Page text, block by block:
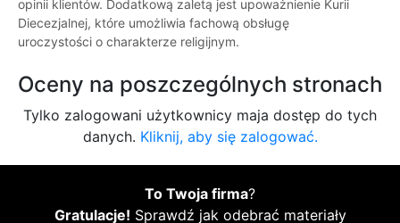
opinii klientów. Dodatkową zaletą jest upoważnienie Kurii
Diecezjalnej, które umożliwia fachową obsługę
uroczystości o charakterze religijnym.
Oceny na poszczególnych stronach
Tylko zalogowani użytkownicy maja dostęp do tych
danych. Kliknij, aby się zalogować.
To Twoja firma?
Gratulacje! Sprawdź jak odebrać materiały